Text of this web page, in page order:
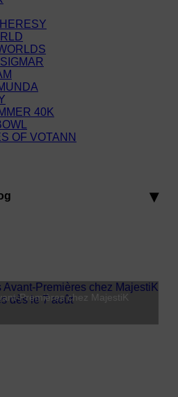
40K
OF VOTANN
Premières chez MajestiK
est Ludique 2026 : on vous y